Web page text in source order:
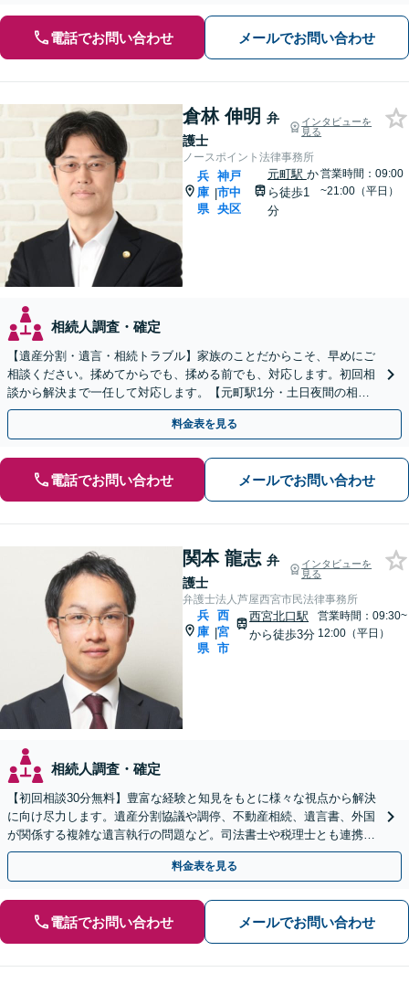
電話でお問い合わせ メールでお問い合わせ
倉林 伸明 弁
護士
インタビューを
見る
ノースポイント法律事務所
兵
庫
県
|
神戸
市中
央区
元町駅 か
ら徒歩1
分
営業時間：09:00
~21:00（平日）
相続人調査・確定
【遺産分割・遺言・相続トラブル】家族のことだからこそ、早めにご
相談ください。揉めてからでも、揉める前でも、対応します。初回相
談から解決まで一任して対応します。【元町駅1分・土日夜間の相談
歓迎】
料金表を見る
電話でお問い合わせ メールでお問い合わせ
関本 龍志 弁
護士
インタビューを
見る
弁護士法人芦屋西宮市民法律事務所
兵
庫
県
|
西
宮
市
西宮北口駅
から徒歩3分
営業時間：09:30~
12:00（平日）
相続人調査・確定
【初回相談30分無料】豊富な経験と知見をもとに様々な視点から解決
に向け尽力します。遺産分割協議や調停、不動産相続、遺言書、外国
が関係する複雑な遺言執行の問題など。司法書士や税理士とも連携
し、円滑な解決を【西宮北口駅3分】【オンライン面談可】
料金表を見る
電話でお問い合わせ メールでお問い合わせ